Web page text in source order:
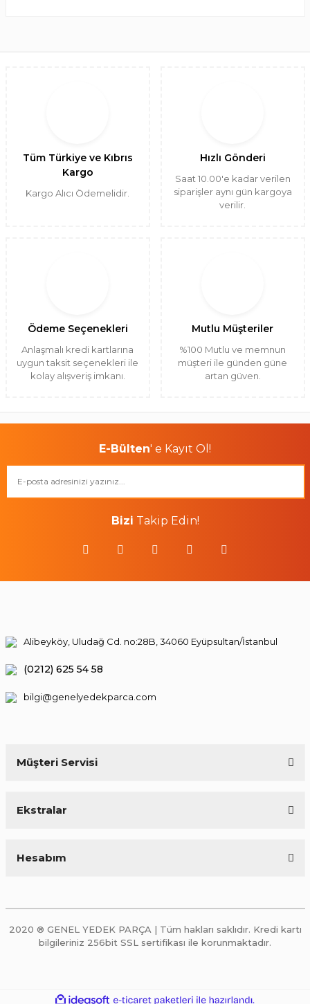
Tüm Türkiye ve Kıbrıs
Kargo
Kargo Alıcı Ödemelidir.
Hızlı Gönderi
Saat 10.00'e kadar verilen
siparişler aynı gün kargoya
verilir.
Ödeme Seçenekleri
Anlaşmalı kredi kartlarına
uygun taksit seçenekleri ile
kolay alışveriş imkanı.
Mutlu Müşteriler
%100 Mutlu ve memnun
müşteri ile günden güne
artan güven.
E-Bülten' e Kayıt Ol!
Bizi Takip Edin!
Müşteri Servisi
Ekstralar
Hesabım
2020 ® GENEL YEDEK PARÇA | Tüm hakları saklıdır. Kredi kartı
bilgileriniz 256bit SSL sertifikası ile korunmaktadır.
Alibeyköy, Uludağ Cd. no:28B, 34060 Eyüpsultan/İstanbul
(0212) 625 54 58
bilgi@genelyedekparca.com
ideasoft e-